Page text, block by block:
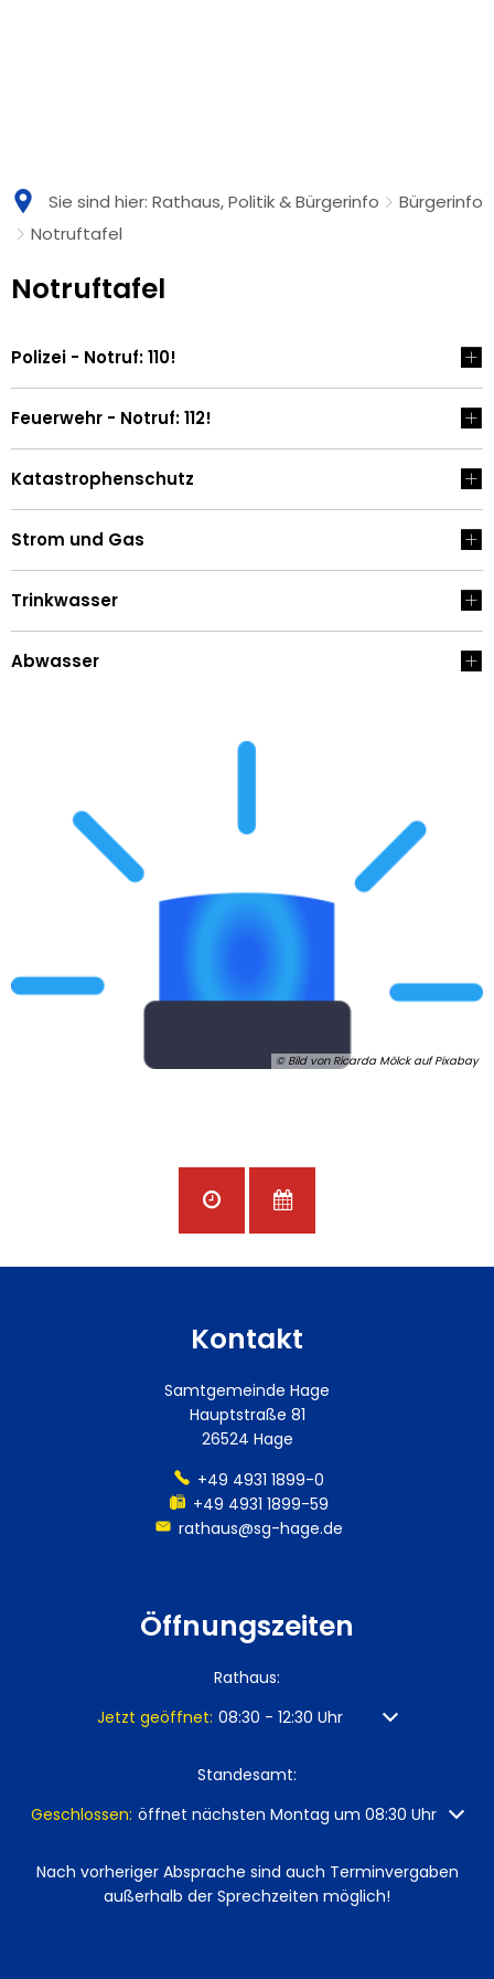
Sie sind hier: Rathaus, Politik & Bürgerinfo
Bürgerinfo
Notruftafel
Notruftafel
Notruftafel
Polizei - Notruf: 110!
Feuerwehr - Notruf: 112!
Katastrophenschutz
Strom und Gas
Trinkwasser
Abwasser
© Bild von Ricarda Mölck auf Pixabay
Kontakt
Samtgemeinde Hage
Hauptstraße 81
26524 Hage
+49 4931 1899-0
+49 4931 1899-59
rathaus@sg-hage.de
Öffnungszeiten
Rathaus:
Klicken, um weitere Öffnungs- oder Schließzeiten
Jetzt geöffnet: 08:30 - 12:30 Uhr Von 08:30 bis
Standesamt:
Klicken, um weitere Öffnungs- oder Schließzeiten
Geschlossen: öffnet nächsten Montag um 08:30 Uhr
Nach vorheriger Absprache sind auch Terminvergaben
außerhalb der Sprechzeiten möglich!